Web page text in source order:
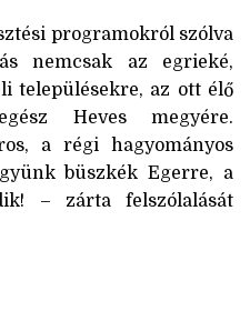
programokról szólva
nemcsak az egrieké,
településekre, az ott élő
Heves megyére.
a régi hagyományos
büszkék Egerre, a
– zárta felszólalását